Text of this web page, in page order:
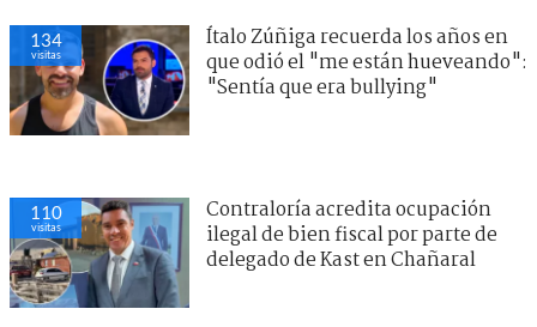
134
visitas
Ítalo Zúñiga recuerda los años en
que odió el "me están hueveando":
"Sentía que era bullying"
110
visitas
Contraloría acredita ocupación
ilegal de bien fiscal por parte de
delegado de Kast en Chañaral